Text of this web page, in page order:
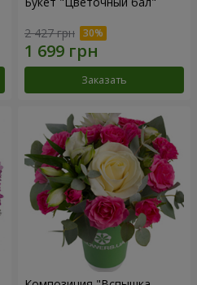
2 427 грн
Заказать